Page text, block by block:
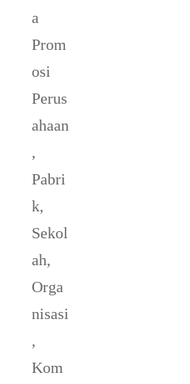
a
Prom
osi
Perus
ahaan
,
Pabri
k,
Sekol
ah,
Orga
nisasi
,
Kom